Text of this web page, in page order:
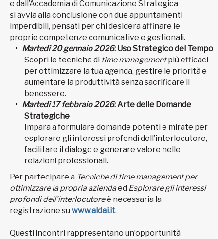
e dall’Accademia di Comunicazione Strategica
si avvia alla conclusione con due appuntamenti
imperdibili, pensati per chi desidera affinare le
proprie competenze comunicative e gestionali.
Martedì 20 gennaio 2026: Uso Strategico del Tempo
Scopri le tecniche di time managementpiù efficaci
per ottimizzare la tua agenda, gestire le priorità e
aumentare la produttività senza sacrificare il
benessere.
Martedì 17 febbraio 2026: Arte delle Domande
Strategiche
Impara a formulare domande potenti e mirate per
esplorare gli interessi profondi dell’interlocutore,
facilitare il dialogo e generare valore nelle
relazioni professionali.
Per partecipare a Tecniche di time management per
ottimizzare la propria aziendaed Esplorare gli interessi
profondi dell’interlocutoreè necessaria la
registrazione su www.aldai.it.
Questi incontri rappresentano un’opportunità